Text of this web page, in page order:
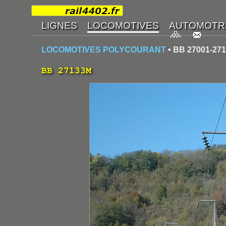
LOCOMOTIVES POLYCOURANT • BB 27001-
BB 27133M